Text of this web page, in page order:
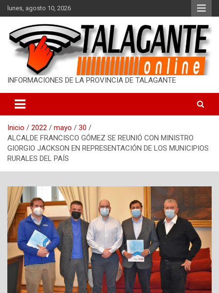
a
t
o
lunes, agosto 10, 2026
INFORMACIONES DE LA PROVINCIA DE TALAGANTE
Inicio 2022 mayo
30
ALCALDE FRANCISCO GÓMEZ SE REUNIÓ CON MINISTRO
GIORGIO JACKSON EN REPRESENTACIÓN DE LOS MUNICIPIOS
RURALES DEL PAÍS